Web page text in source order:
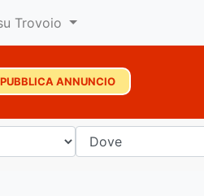
Trovoio
PUBBLICA ANNUNCIO